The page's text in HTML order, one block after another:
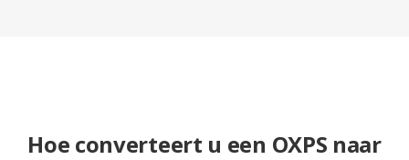
Hoe converteert u een OXPS naar